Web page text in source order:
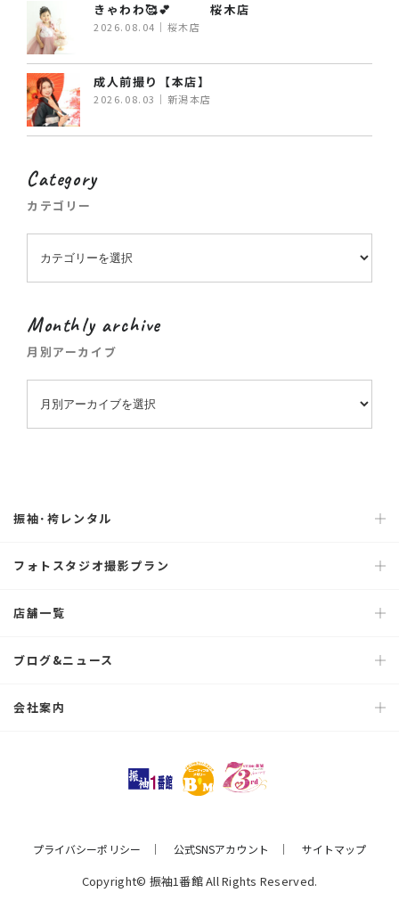
きゃわわ🥰💕 桜木店
2026.08.04｜桜木店
成人前撮り【本店】
2026.08.03｜新潟本店
Category
カテゴリー
Monthly archive
月別アーカイブ
振袖･袴レンタル
フォトスタジオ撮影プラン
店舗一覧
ブログ&ニュース
会社案内
プライバシーポリシー 公式SNSアカウント サイトマップ
Copyright© 振袖1番館 All Rights Reserved.